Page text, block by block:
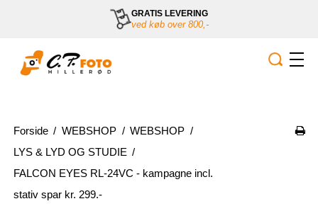
GRATIS LEVERING
ved køb over 800,-
Forside / WEBSHOP / WEBSHOP /
LYS & LYD OG STUDIE /
FALCON EYES RL-24VC - kampagne incl.
stativ spar kr. 299.-